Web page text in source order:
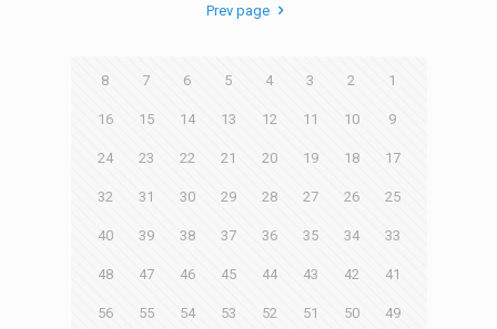
Prev page
1
2
3
4
5
6
7
8
9
10
11
12
13
14
15
16
17
18
19
20
21
22
23
24
25
26
27
28
29
30
31
32
33
34
35
36
37
38
39
40
41
42
43
44
45
46
47
48
49
50
51
52
53
54
55
56